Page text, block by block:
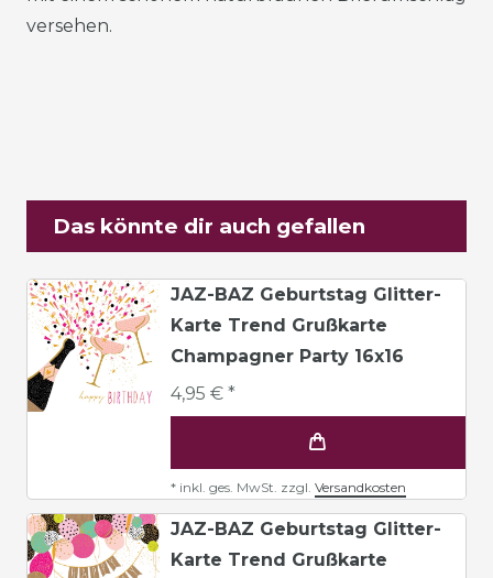
versehen.
Das könnte dir auch gefallen
JAZ-BAZ Geburtstag Glitter-
Karte Trend Grußkarte
Champagner Party 16x16
4,95 € *
* inkl. ges. MwSt. zzgl. Versandkosten
JAZ-BAZ Geburtstag Glitter-
Karte Trend Grußkarte